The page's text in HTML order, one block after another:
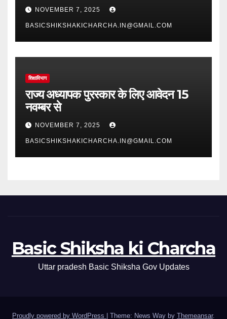
NOVEMBER 7, 2025
BASICSHIKSHAKICHARCHA.IN@GMAIL.COM
शिक्षाविभाग
राज्य अध्यापक पुरस्कार के लिए आवेदन 15
नवम्बर से
NOVEMBER 7, 2025
BASICSHIKSHAKICHARCHA.IN@GMAIL.COM
Basic Shiksha ki Charcha
Uttar pradesh Basic Shiksha Gov Updates
Proudly powered by WordPress | Theme: News Way by Themeansar.